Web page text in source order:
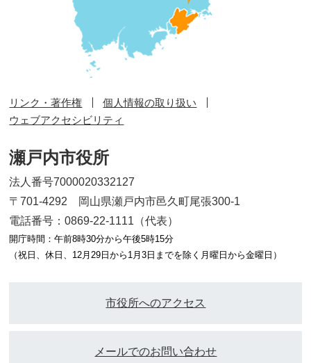
リンク・著作権
個人情報の取り扱い
ウェブアクセシビリティ
瀬戸内市役所
法人番号7000020332127
〒701-4292 岡山県瀬戸内市邑久町尾張300-1
電話番号：0869-22-1111（代表）
開庁時間：午前8時30分から午後5時15分
（祝日、休日、12月29日から1月3日までを除く月曜日から金曜日）
市役所へのアクセス
メールでのお問い合わせ